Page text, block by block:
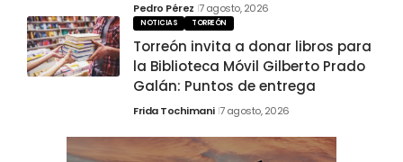
Pedro Pérez 7 agosto, 2026
NOTICIAS TORREÓN
Torreón invita a donar libros para
la Biblioteca Móvil Gilberto Prado
Galán: Puntos de entrega
Frida Tochimani 7 agosto, 2026